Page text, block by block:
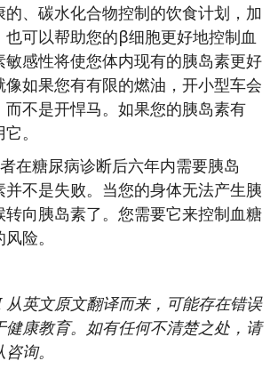
的、碳水化合物控制的饮食计划，加
可以帮助您的β细胞更好地控制血
敏感性将使您体内现有的胰岛素更好
如果您有有限的燃油，开小型车会
而不是开悍马。如果您的胰岛素有
。
在糖尿病诊断后六年内需要胰岛
不是失败。当您的身体无法产生胰
转向胰岛素了。您需要它来控制血糖
险。
从英文原文翻译而来，可能存在错误
健康教育。如有任何不清楚之处，请
询。